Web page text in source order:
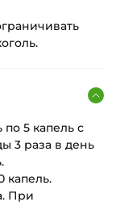
5 капель с
3 раза в день
капель.
При